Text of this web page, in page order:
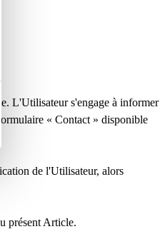
L'Utilisateur s'engage à informer
« Contact » disponible
de l'Utilisateur, alors
présent Article.